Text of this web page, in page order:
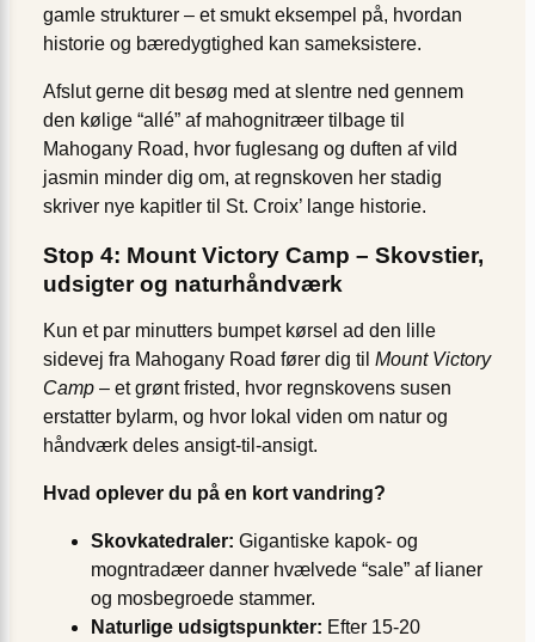
gamle strukturer – et smukt eksempel på, hvordan
historie og bæredygtighed kan sameksistere.
Afslut gerne dit besøg med at slentre ned gennem
den kølige “allé” af mahognitræer tilbage til
Mahogany Road, hvor fuglesang og duften af vild
jasmin minder dig om, at regnskoven her stadig
skriver nye kapitler til St. Croix’ lange historie.
Stop 4: Mount Victory Camp – Skovstier,
udsigter og naturhåndværk
Kun et par minutters bumpet kørsel ad den lille
sidevej fra Mahogany Road fører dig til Mount Victory
Camp – et grønt fristed, hvor regnskovens susen
erstatter bylarm, og hvor lokal viden om natur og
håndværk deles ansigt-til-ansigt.
Hvad oplever du på en kort vandring?
Skovkatedraler: Gigantiske kapok- og
mogntradæer danner hvælvede “sale” af lianer
og mosbegroede stammer.
Naturlige udsigtspunkter: Efter 15-20